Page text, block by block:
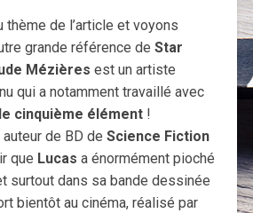
thème de l’article et voyons
grande référence de Star
Mézières est un artiste
qui a notamment travaillé avec
le cinquième élément!
de BD de Science Fiction
que Lucas a énormément pioché
surtout dans sa bande dessinée
bientôt au cinéma, réalisé par